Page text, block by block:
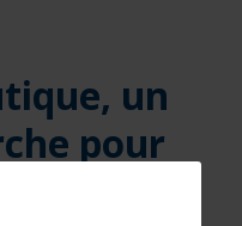
un
pour